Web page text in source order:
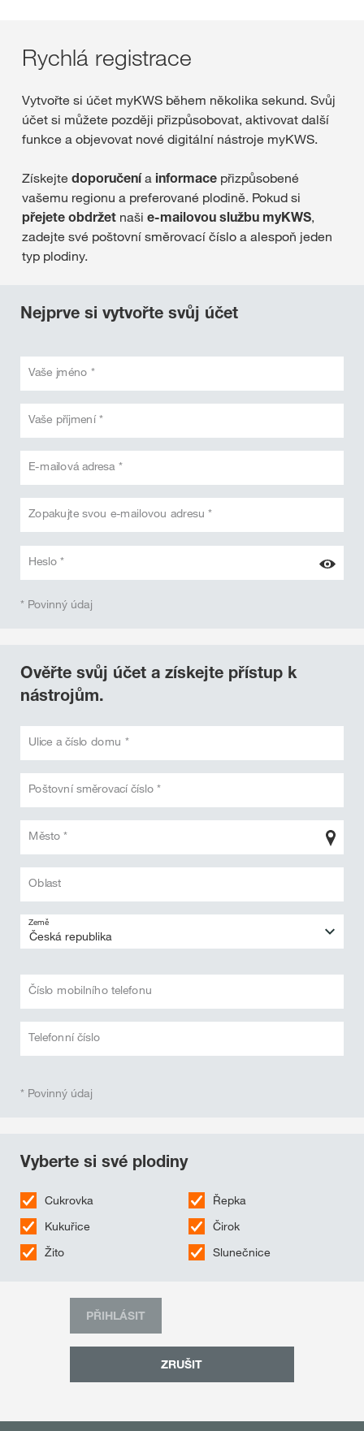
Rychlá registrace
Vytvořte si účet myKWS během několika sekund. Svůj
účet si můžete později přizpůsobovat, aktivovat další
funkce a objevovat nové digitální nástroje myKWS.
Získejte doporučenía informace přizpůsobené
vašemu regionu a preferované plodině. Pokud si
přejete obdržet naši e-mailovou službu myKWS,
zadejte své poštovní směrovací číslo a alespoň jeden
typ plodiny.
Nejprve si vytvořte svůj účet
Vaše jméno *
Vaše příjmení *
E-mailová adresa *
Zopakujte svou e-mailovou adresu *
Heslo *
* Povinný údaj
Ověřte svůj účet a získejte přístup k
nástrojům.
Ulice a číslo domu *
Poštovní směrovací číslo *
Město *
Oblast
Země
Číslo mobilního telefonu
Telefonní číslo
* Povinný údaj
Vyberte si své plodiny
Cukrovka
Kukuřice
Žito
Řepka
Čirok
Slunečnice
ZRUŠIT
PŘIHLÁSIT